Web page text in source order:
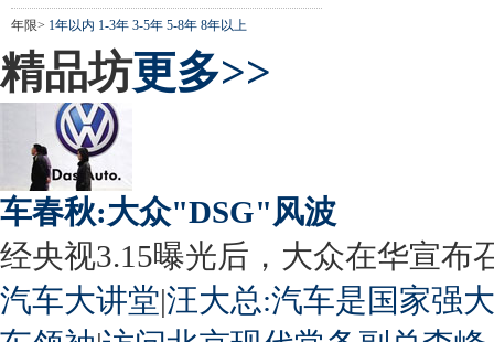
年限> 1年以内 1-3年 3-5年 5-8年 8年以上
精品坊更多>>
车春秋:大众"DSG"风波
经央视3.15曝光后，大众在华宣布
汽车大讲堂|汪大总:汽车是国家强